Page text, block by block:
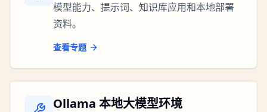
模型能力、提示词、知识库应用和本地部署
资料。
查看专题
Ollama 本地大模型环境